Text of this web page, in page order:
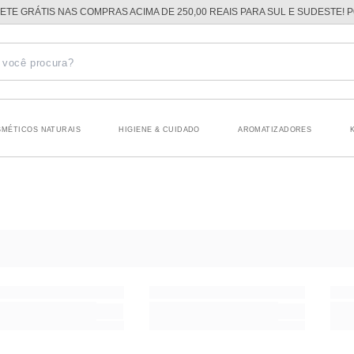
GRÁTIS NAS COMPRAS ACIMA DE 250,00 REAIS PARA SUL E SUDESTE!
NATURAIS HIGIENE & CUIDADO AROMATIZADORES